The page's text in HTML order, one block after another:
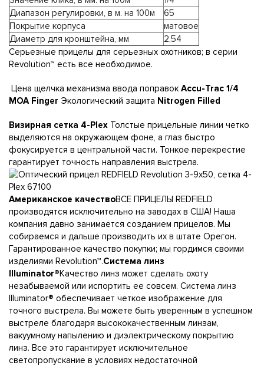
Диапазон регулировки, в м. на 100м
65
Покрытие корпуса
матовое
Диаметр для кронштейна, мм
2,54
Серьезные прицелы для серьезных охотников; в серии
Revolution™ есть все необходимое.
Цена щелчка механизма ввода поправок Accu-Trac 1/4
MOA Finger Экологический защита Nitrogen Filled
Визирная сетка 4-Plex Толстые прицельные линии четко
выделяются на окружающем фоне, а глаз быстро
фокусируется в центральной части. Тонкое перекрестие
гарантирует точность направления выстрела.
Американское качествоВСЕ ПРИЦЕЛЫ REDFIELD
производятся исключительно на заводах в США! Наша
компания давно занимается созданием прицелов. Мы
собираемся и дальше производить их в штате Орегон.
Гарантированное качество покупки; мы гордимся своими
изделиями Revolution™.Система линз
Illuminator®Качество линз может сделать охоту
незабываемой или испортить ее совсем. Система линз
Illuminator® обеспечивает четкое изображение для
точного выстрела. Вы можете быть уверенным в успешном
выстреле благодаря высококачественным линзам,
вакуумному напылению и диэлектрическому покрытию
линз. Все это гарантирует исключительное
светопропускание в условиях недостаточной